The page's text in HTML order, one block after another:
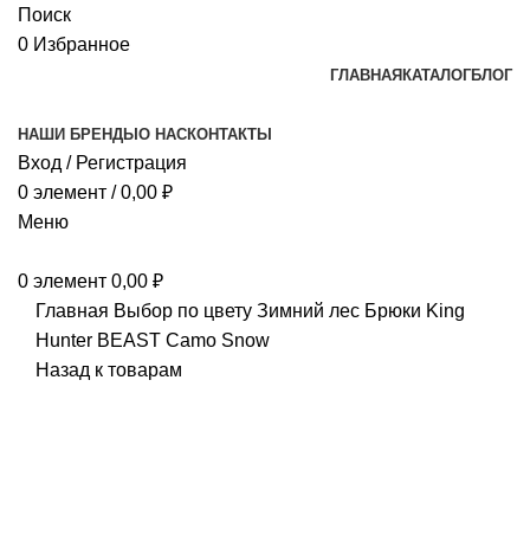
Поиск
0 Избранное
ГЛАВНАЯ КАТАЛОГБЛОГ
НАШИ БРЕНДЫ О НАСКОНТАКТЫ
Вход / Регистрация
0 элемент / 0,00 ₽
Меню
0 элемент 0,00 ₽
Главная Выбор по цвету Зимний лес Брюки King
Hunter BEAST Camo Snow
Назад к товарам